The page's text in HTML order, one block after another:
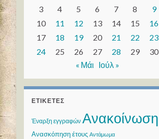
3
4 5 6 7 8
9
10
11 12 13 14 15
16
17
18 19 20 21 22
23
24
25 26 27 28 29
30
« Μάι Ιούλ »
ΕΤΙΚΈΤΕΣ
Έναρξη εγγραφών Ανακοίνωση
Ανασκόπηση έτους Αντάμωμα